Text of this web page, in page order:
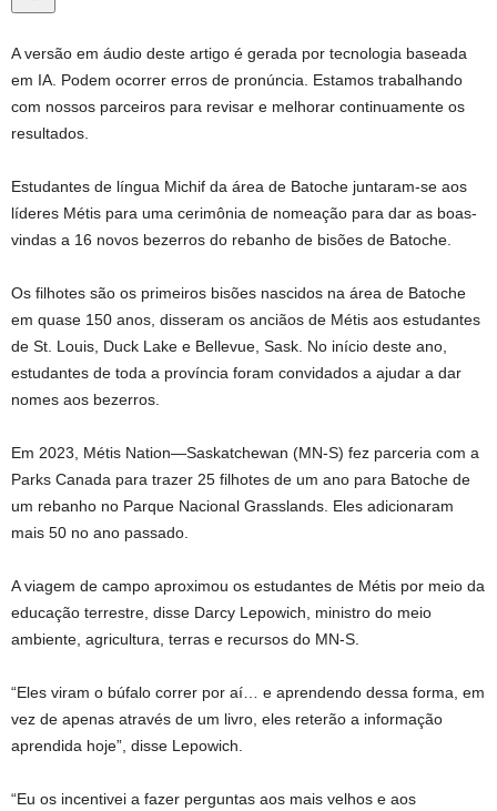
A versão em áudio deste artigo é gerada por tecnologia baseada
em IA. Podem ocorrer erros de pronúncia. Estamos trabalhando
com nossos parceiros para revisar e melhorar continuamente os
resultados.
Estudantes de língua Michif da área de Batoche juntaram-se aos
líderes Métis para uma cerimônia de nomeação para dar as boas-
vindas a 16 novos bezerros do rebanho de bisões de Batoche.
Os filhotes são os primeiros bisões nascidos na área de Batoche
em quase 150 anos, disseram os anciãos de Métis aos estudantes
de St. Louis, Duck Lake e Bellevue, Sask. No início deste ano,
estudantes de toda a província foram convidados a ajudar a dar
nomes aos bezerros.
Em 2023, Métis Nation—Saskatchewan (MN-S) fez parceria com a
Parks Canada para trazer 25 filhotes de um ano para Batoche de
um rebanho no Parque Nacional Grasslands. Eles adicionaram
mais 50 no ano passado.
A viagem de campo aproximou os estudantes de Métis por meio da
educação terrestre, disse Darcy Lepowich, ministro do meio
ambiente, agricultura, terras e recursos do MN-S.
“Eles viram o búfalo correr por aí… e aprendendo dessa forma, em
vez de apenas através de um livro, eles reterão a informação
aprendida hoje”, disse Lepowich.
“Eu os incentivei a fazer perguntas aos mais velhos e aos